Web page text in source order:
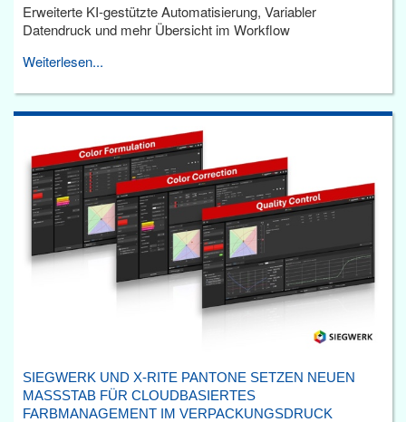
Erweiterte KI-gestützte Automatisierung, Variabler
Datendruck und mehr Übersicht im Workflow
Weiterlesen...
SIEGWERK UND X-RITE PANTONE SETZEN NEUEN
MASSSTAB FÜR CLOUDBASIERTES F
ARBMANAGEMENT IM VERPACKUNGSDRUCK